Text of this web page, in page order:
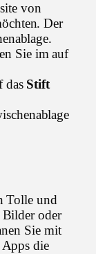
von
Der
Sie im auf
das Stift
Tolle und
Bilder oder
Sie mit
die